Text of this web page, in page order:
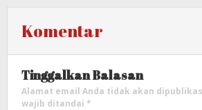
Komentar
Tinggalkan Balasan
Alamat email Anda tidak akan
wajib ditandai *